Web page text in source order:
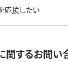
応援したい
関するお問い